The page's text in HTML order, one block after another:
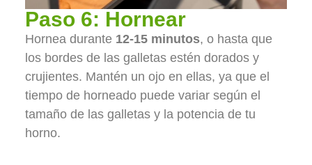
Paso 6: Hornear
Hornea durante 12-15 minutos, o hasta que
los bordes de las galletas estén dorados y
crujientes. Mantén un ojo en ellas, ya que el
tiempo de horneado puede variar según el
tamaño de las galletas y la potencia de tu
horno.